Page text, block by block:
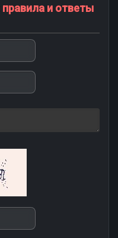
правила и ответы